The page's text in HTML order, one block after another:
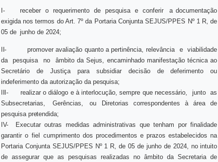
I- receber o requerimento de pesquisa e conferir
a documentação
exigida nos termos do Art. 7º da Portaria Conjunta SEJUS/PPES Nº 1 R, de
05 de junho de 2024;
II- promover avaliação quanto a pertinência, relevância e
viabilidade
da
pesquisa no
âmbito da Sejus, encaminhado manifestação técnica ao
Secretário de Justiça para subsidiar decisão de deferimento ou
indeferimento da autorização da pesquisa;
III-
realizar o diálogo e à interlocução, sempre que necessário, junto
as
Subsecretarias,
Gerências,
ou Diretorias correspondentes à área de
pesquisa pretendida;
IV-
Executar outras medidas administrativas que tenham por finalidade
garantir o fiel cumprimento dos procedimentos e prazos estabelecidos na
Portaria Conjunta SEJUS/PPES Nº 1 R, de 05 de junho de 2024, no intuito
de assegurar que as pesquisas realizadas no âmbito da Secretaria de